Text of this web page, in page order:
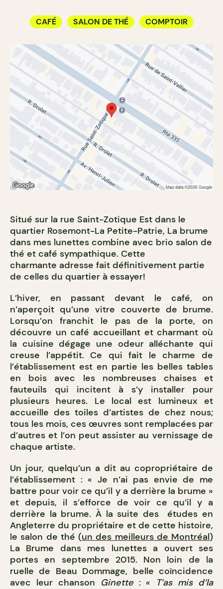
CAFÉ SALON DE THÉ COMPTOIR
Situé sur la rue Saint-Zotique Est dans le
quartier Rosemont-La Petite-Patrie, La brume
dans mes lunettes combine avec brio salon de
thé et café sympathique. Cette
charmante adresse fait définitivement partie
de celles du quartier à essayer!
L’hiver, en passant devant le café, on
n’aperçoit qu’une vitre couverte de brume.
Lorsqu’on franchit le pas de la porte, on
découvre un café accueillant et charmant où
la cuisine dégage une odeur alléchante qui
creuse l’appétit. Ce qui fait le charme de
l’établissement est en partie les belles tables
en bois avec les nombreuses chaises et
fauteuils qui incitent à s’y installer pour
plusieurs heures. Le local est lumineux et
accueille des toiles d’artistes de chez nous;
tous les mois, ces œuvres sont remplacées par
d’autres et l’on peut assister au vernissage de
chaque artiste.
Un jour, quelqu’un a dit au copropriétaire de
l’établissement : « Je n’ai pas envie de me
battre pour voir ce qu’il y a derrière la brume »
et depuis, il s’efforce de voir ce qu’il y a
derrière la brume. À la suite des études en
Angleterre du propriétaire et de cette histoire,
le salon de thé (un des meilleurs de Montréal)
La Brume dans mes lunettes a ouvert ses
portes en septembre 2015. Non loin de la
ruelle de Beau Dommage, belle coïncidence
avec leur chanson Ginette: «
T’as mis d’la